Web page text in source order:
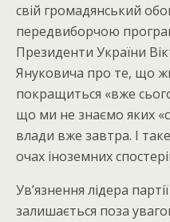
свій громадянський
передвиборчою
Президенти України
Януковича про те, що
покращиться «вже
що ми не знаємо яких
влади вже завтра. І
очах іноземних
Ув’язнення лідера
залишається поза